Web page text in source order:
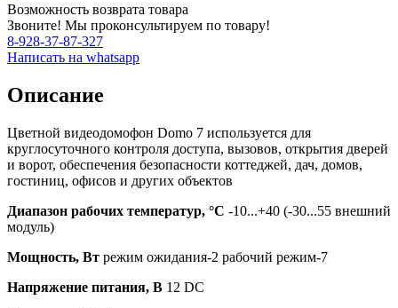
Возможность возврата товара
Звоните! Мы проконсультируем по товару!
8-928-37-87-327
Написать на whatsapp
Описание
Цветной видеодомофон Domo 7 используется для
круглосуточного контроля доступа, вызовов, открытия дверей
и ворот, обеспечения безопасности коттеджей, дач, домов,
гостиниц, офисов и других объектов
Диапазон рабочих температур, °С -10...+40 (-30...55 внешний
модуль)
Мощность, Вт режим ожидания-2 рабочий режим-7
Напряжение питания, В 12 DC